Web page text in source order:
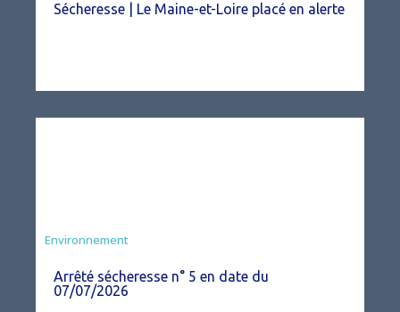
Sécheresse | Le Maine-et-Loire placé en alerte
Agriculture
Environnement
Arrêté sécheresse n° 5 en date du
07/07/2026